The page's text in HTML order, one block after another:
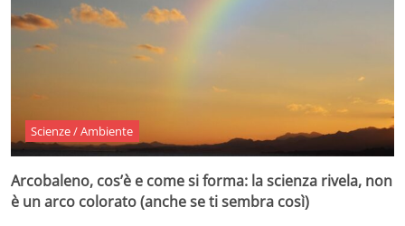
Scienze / Ambiente
Arcobaleno, cos’è e come si forma: la scienza rivela, non
è un arco colorato (anche se ti sembra così)